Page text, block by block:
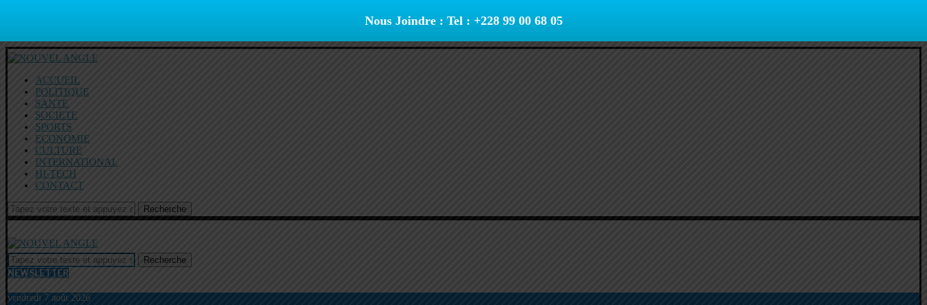
Nous Joindre : Tel : +228 99 00 68 05
ACCUEIL
POLITIQUE
SANTE
SOCIETE
SPORTS
ECONOMIE
CULTURE
INTERNATIONAL
HI-TECH
CONTACT
Recherche
Recherche
NEWSLETTER
vendredi 7 août 2026